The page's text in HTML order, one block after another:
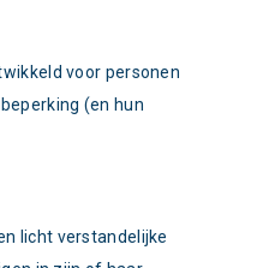
voor personen
(en hun
licht verstandelijke